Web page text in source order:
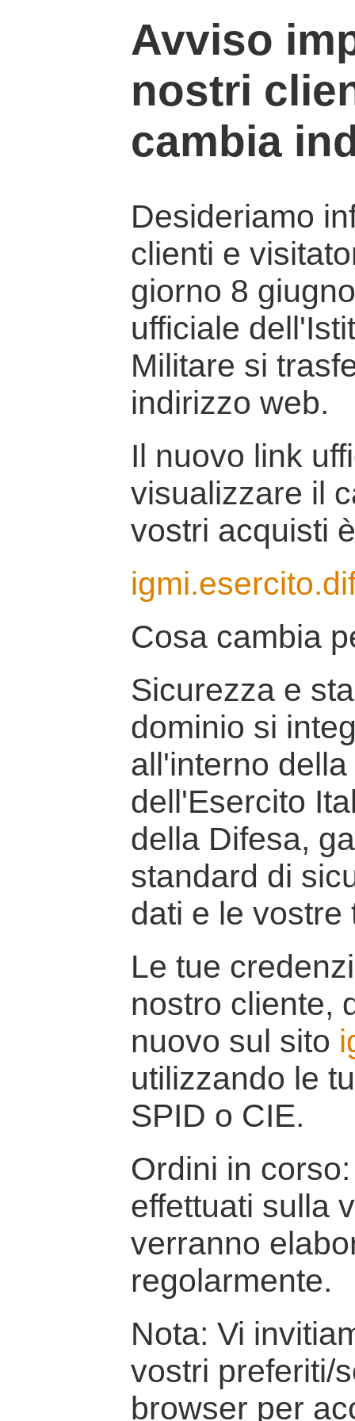
Avviso
nostri
cambia
Desideriamo
clienti e
giorno 8
ufficiale
Militare si
indirizzo web.
Il nuovo link
visualizzare il
vostri acquisti
Cosa cambia
Sicurezza e
dominio si
all'interno
dell'Esercito
della Difesa,
standard di
dati e le vostre
Le tue
nostro cliente,
nuovo sul sito
utilizzando le
SPID o CIE.
Ordini in
effettuati sulla
verranno
regolarmente.
Nota: Vi
vostri preferiti/
browser per